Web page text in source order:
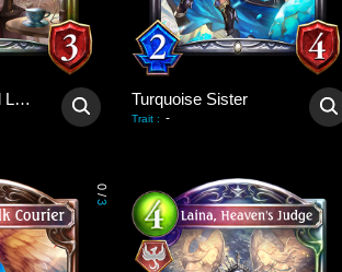
Elluvia, Graceful Lady Turquoise Sister
Trait : -
0
/
3